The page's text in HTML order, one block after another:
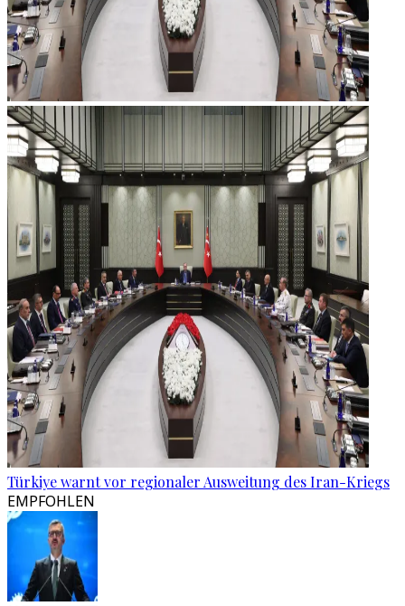
Türkiye warnt vor regionaler Ausweitung des Iran-Kriegs
EMPFOHLEN